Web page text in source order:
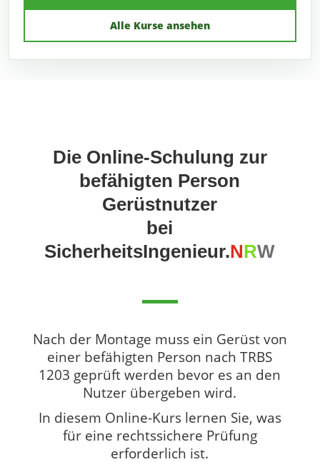
Alle Kurse ansehen
Die Online-Schulung zur
befähigten Person
Gerüstnutzer
bei
SicherheitsIngenieur.NRW
Nach der Montage muss ein Gerüst von
einer befähigten Person nach TRBS
1203 geprüft werden bevor es an den
Nutzer übergeben wird.
In diesem Online-Kurs lernen Sie, was
für eine rechtssichere Prüfung
erforderlich ist.